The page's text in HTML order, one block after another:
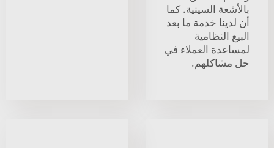
بالأشعة السينية. كما
أن لدينا خدمة ما بعد
البيع النظامية
لمساعدة العملاء في
حل مشاكلهم.